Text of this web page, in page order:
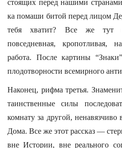
стоящих перед нашими
ка помаши битой перед лицом
тебя хватит? Все же тут
повседневная, кропотливая,
работа. После картины
плодотворности всемирного
Наконец, рифма третья.
таинственные силы
комнату за другой, ненавязчиво
Дома. Все же этот рассказ —
вне Истории, вне реального